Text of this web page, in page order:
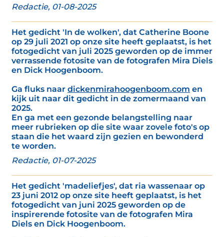
Redactie, 01-08-2025
Het gedicht 'In de wolken', dat Catherine Boone
op 29 juli 2021 op onze site heeft geplaatst, is het
fotogedicht van juli 2025 geworden op de immer
verrassende fotosite van de fotografen Mira Diels
en Dick Hoogenboom.
Ga fluks naar dickenmirahoogenboom.com en
kijk uit naar dit gedicht in de zomermaand van
2025.
En ga met een gezonde belangstelling naar
meer rubrieken op die site waar zovele foto's op
staan die het waard zijn gezien en bewonderd
te worden.
Redactie, 01-07-2025
Het gedicht 'madeliefjes', dat ria wassenaar op
23 juni 2012 op onze site heeft geplaatst, is het
fotogedicht van juni 2025 geworden op de
inspirerende fotosite van de fotografen Mira
Diels en Dick Hoogenboom.